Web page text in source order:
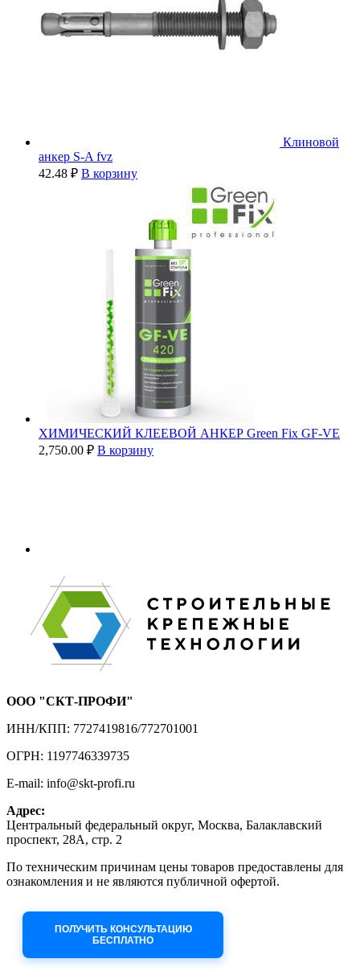
Клиновой
анкер S-A fvz
42.48 ₽ В корзину
ХИМИЧЕСКИЙ КЛЕЕВОЙ АНКЕР Green Fix GF-VE
2,750.00 ₽ В корзину
ООО "СКТ-ПРОФИ"
ИНН/КПП: 7727419816/772701001
ОГРН: 1197746339735
E-mail: info@skt-profi.ru
Адрес:
Центральный федеральный округ, Москва, Балаклавский
проспект, 28А, стр. 2
По техническим причинам цены товаров предоставлены для
ознакомления и не являются публичной офертой.
ПОЛУЧИТЬ КОНСУЛЬТАЦИЮ
БЕСПЛАТНО